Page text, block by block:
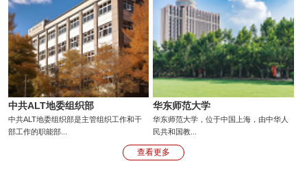
中共ALT地委组织部
中共ALT地委组织部是主管组织工作和干
部工作的职能部...
华东师范大学
华东师范大学，位于中国上海，由中华人
民共和国教...
查看更多